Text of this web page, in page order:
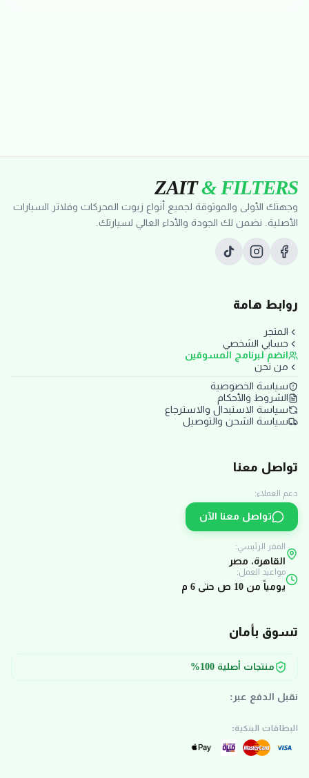
ZAIT& FILTERS
وجهتك الأولى والموثوقة لجميع أنواع زيوت المحركات وفلاتر السيارات
الأصلية. نضمن لك الجودة والأداء العالي لسيارتك.
روابط هامة
المتجر
حسابي الشخصي
انضم لبرنامج المسوقين
من نحن
سياسة الخصوصية
الشروط والأحكام
سياسة الاستبدال والاسترجاع
سياسة الشحن والتوصيل
تواصل معنا
دعم العملاء:
تواصل معنا الآن
المقر الرئيسي:
القاهرة، مصر
مواعيد العمل:
يومياً من 10 ص حتى 6 م
تسوق بأمان
منتجات أصلية 100%
نقبل الدفع عبر:
البطاقات البنكية: